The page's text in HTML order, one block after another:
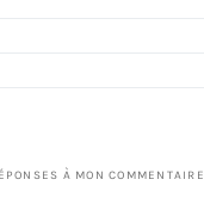
À MON COMMENTAIRE